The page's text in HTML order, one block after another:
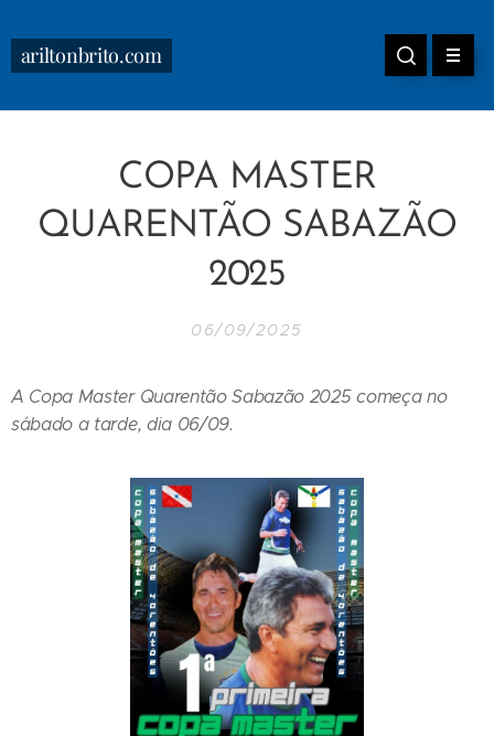
ariltonbrito.com
COPA MASTER
QUARENTÃO SABAZÃO
2025
06/09/2025
A Copa Master Quarentão Sabazão 2025 começa no
sábado a tarde, dia 06/09.